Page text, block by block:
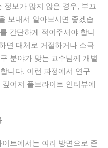
정보가 많지 않은 경우, 부끄
보내서 알아보시면 좋겠습
간단하게 적어주셔야 합니
면 대체로 거절하거나 소극
분야가 맞는 교수님께 개별
니다. 이런 과정에서 연구
어져 풀브라이트 인터뷰에
트에서는 여러 방면으로 준